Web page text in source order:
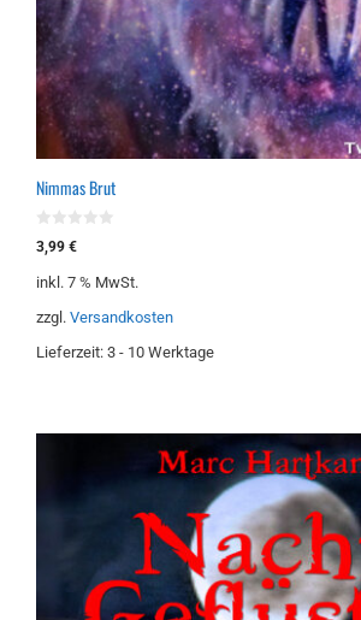
Nimmas Brut
0
v
n
3,99 €
inkl. 7 % MwSt.
zzgl. Versandkosten
Lieferzeit: 3 - 10 Werktage